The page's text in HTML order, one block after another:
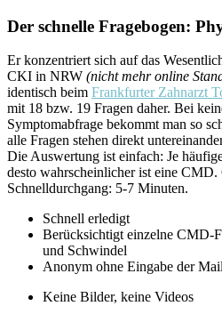
Der schnelle Fragebogen:
Er konzentriert sich auf das
CKI in NRW (nicht mehr online
identisch beim Frankfurter Zahnarzt
mit 18 bzw. 19 Fragen daher. Bei
Symptomabfrage bekommt man so
alle Fragen stehen direkt
Die Auswertung ist einfach: Je
desto wahrscheinlicher ist eine
Schnelldurchgang: 5-7 Minuten.
Schnell erledigt
Berücksichtigt einzelne CMD-
und Schwindel
Anonym ohne Eingabe der
Keine Bilder, keine Videos